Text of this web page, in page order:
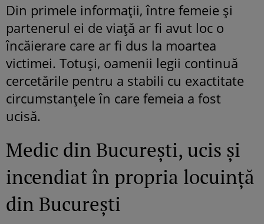
Din primele informații, între femeie și
partenerul ei de viață ar fi avut loc o
încăierare care ar fi dus la moartea
victimei. Totuși, oamenii legii continuă
cercetările pentru a stabili cu exactitate
circumstanțele în care femeia a fost
ucisă.
Medic din București, ucis și
incendiat în propria locuință
din București